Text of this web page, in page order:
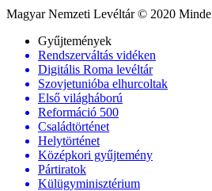
Magyar Nemzeti Levéltár © 2020
Gyűjtemények
Rendszerváltás vidéken
Digitális Roma levéltár
Szovjetunióba elhurcoltak
Első világháború
Reformáció 500
Családtörténet
Helytörténet
Középkori gyűjtemény
Pártiratok
Külügyminisztérium